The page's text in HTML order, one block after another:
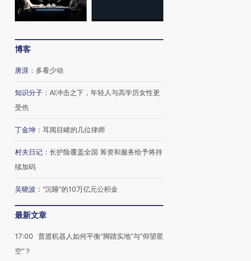
博客
唐涯 ： 多看少动
知识分子 ： AI冲击之下，年轻人与高学历女性更
受伤
丁金坤 ： 耳闻目睹的几位律师
村夫日记 ： 长护险覆盖全国 筹资和服务给予将持
续加码
吴晓波 ： “沉睡”的10万亿元公积金
最新文章
17:00
普渡机器人如何平衡“脚踏实地”与“仰望星
空”？